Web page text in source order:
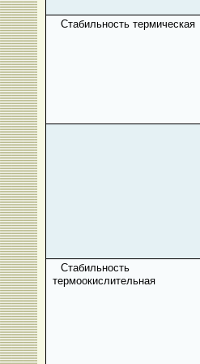
Стабильность термическая
Стабильность
термоокислительная